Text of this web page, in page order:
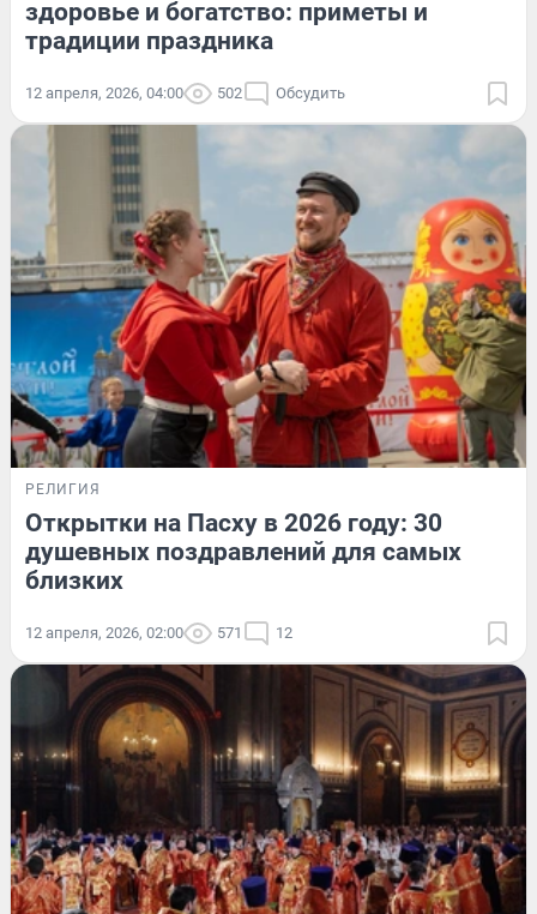
здоровье и богатство: приметы и
традиции праздника
12 апреля, 2026, 04:00 502 Обсудить
РЕЛИГИЯ
Открытки на Пасху в 2026 году: 30
душевных поздравлений для самых
близких
12 апреля, 2026, 02:00 571 12